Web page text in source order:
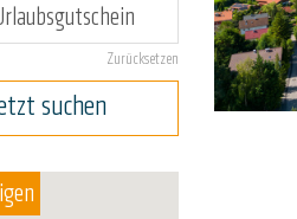
Zurücksetzen
suchen